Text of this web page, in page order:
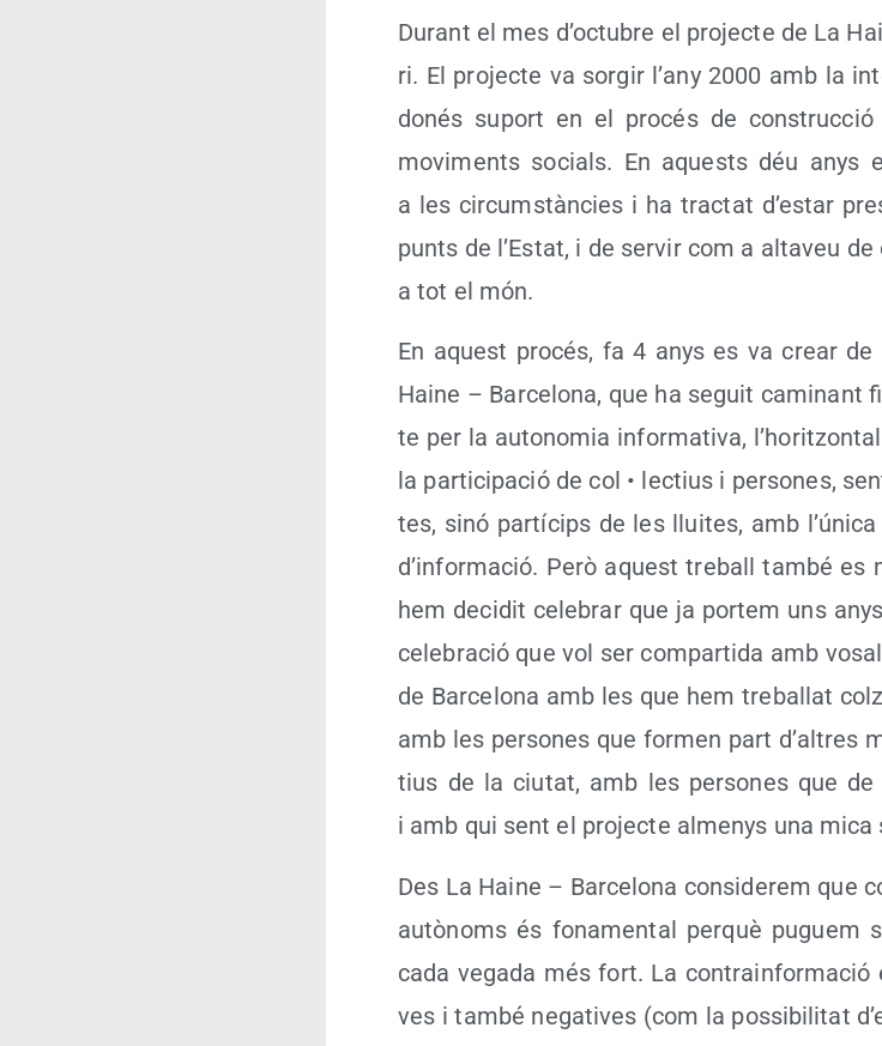
Durant el mes d’oc­tu­bre el pro­jec­te de La
ri. El pro­jec­te va sor­gir l’any 2000 amb la
donés suport en el pro­cés de
movi­ments socials. En aquests déu anys
a les cir­cums­tàn­cies i ha trac­tat d’es­tar
punts de l’Es­tat, i de ser­vir com a alta­veu
a tot el món.
En aquest pro­cés, fa 4 anys es va crear
Hai­ne – Bar­ce­lo­na, que ha seguit cami­nant
te per la auto­no­mia infor­ma­ti­va,
la par­ti­ci­pa­ció de col • lec­tius i per­so­nes,
tes, sinó par­tí­cips de les llui­tes, amb
d’in­for­ma­ció. Però aquest tre­ball tam­bé es
hem deci­dit cele­brar que ja por­tem uns
cele­bra­ció que vol ser com­par­ti­da amb
de Bar­ce­lo­na amb les que hem tre­ba­llat
amb les per­so­nes que for­men part d’al­tres
tius de la ciu­tat, amb les per­so­nes que
i amb qui sent el pro­jec­te almenys una mica
Des La Hai­ne – Bar­ce­lo­na con­si­de­rem que
autò­noms és fona­men­tal per­què puguem
cada vega­da més fort. La
ves i tam­bé nega­ti­ves (com la pos­si­bi­li­tat